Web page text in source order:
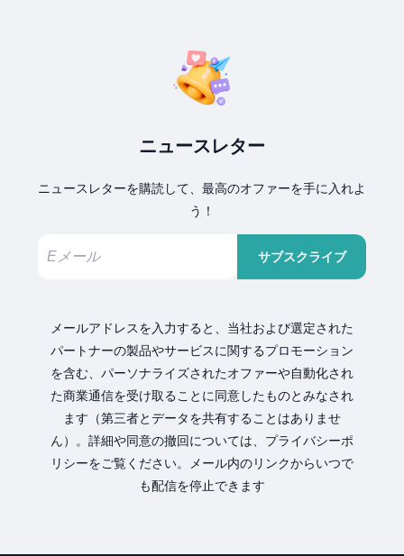
ニュースレター
ニュースレターを購読して、最高のオファーを手に入れよ
う！
サブスクライブ
メールアドレスを入力すると、当社および選定された
パートナーの製品やサービスに関するプロモーション
を含む、パーソナライズされたオファーや自動化され
た商業通信を受け取ることに同意したものとみなされ
ます（第三者とデータを共有することはありませ
ん）。詳細や同意の撤回については、プライバシーポ
リシーをご覧ください。メール内のリンクからいつで
も配信を停止できます